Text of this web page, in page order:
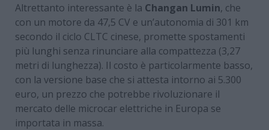
Altrettanto interessante è la Changan Lumin, che
con un motore da 47,5 CV e un’autonomia di 301 km
secondo il ciclo CLTC cinese, promette spostamenti
più lunghi senza rinunciare alla compattezza (3,27
metri di lunghezza). Il costo è particolarmente basso,
con la versione base che si attesta intorno ai 5.300
euro, un prezzo che potrebbe rivoluzionare il
mercato delle microcar elettriche in Europa se
importata in massa.